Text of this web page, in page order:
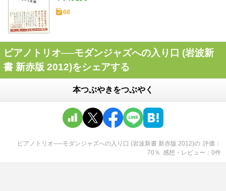
68
ピアノトリオ──モダンジャズへの入り口 (岩波新
書 新赤版 2012)をシェアする
本つぶやきをつぶやく
ピアノトリオ──モダンジャズへの入り口 (岩波新書 新赤版 2012)の 評価
70 ％ 感想・レビュー 0件